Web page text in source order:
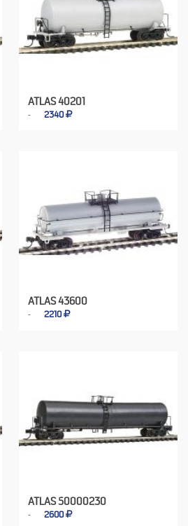
ATLAS 40201
2340
ATLAS 43600
2210
ATLAS 50000230
2600